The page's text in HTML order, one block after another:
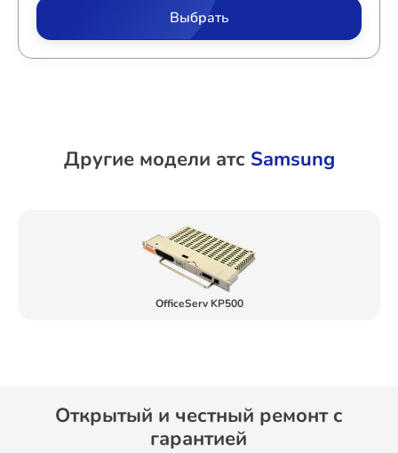
Выбрать
Другие модели атс Samsung
OfficeServ KP500
Открытый и честный ремонт c
гарантией